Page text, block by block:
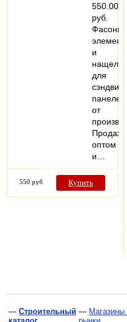
550.00
руб.
элементы
и
для
сэндвич-
панелей
от
Продажа
оптом
и…
550 руб Купить
— Строительный
каталог
— Магазины
рынки